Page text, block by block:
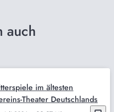
auch
im ältesten
Theater Deutschlands